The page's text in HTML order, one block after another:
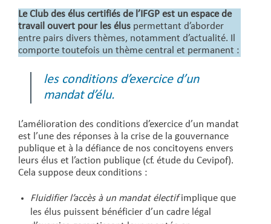
Le Club des élus certifiés de l’IFGP est un espace de
travail ouvert pour les élus permettant d’aborder
entre pairs divers thèmes, notamment d’actualité. Il
comporte toutefois un thème central et permanent :
les conditions d’exercice d’un
mandat d’élu.
L’amélioration des conditions d’exercice d’un mandat
est l’une des réponses à la crise de la gouvernance
publique et à la défiance de nos concitoyens envers
leurs élus et l’action publique (cf. étude du Cevipof).
Cela suppose deux conditions :
Fluidifier l’accès à un mandat électifimplique que
les élus puissent bénéficier d’un cadre légal